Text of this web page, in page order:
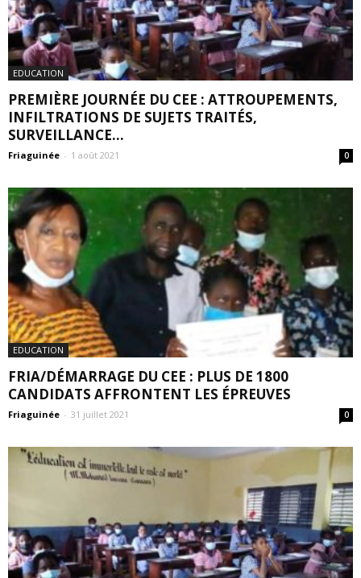
EDUCATION
PREMIÈRE JOURNÉE DU CEE : ATTROUPEMENTS,
INFILTRATIONS DE SUJETS TRAITÉS,
SURVEILLANCE...
Friaguinée - 1 août 2021 0
EDUCATION
FRIA/DÉMARRAGE DU CEE : PLUS DE 1800
CANDIDATS AFFRONTENT LES ÉPREUVES
Friaguinée - 31 juillet 2021 0